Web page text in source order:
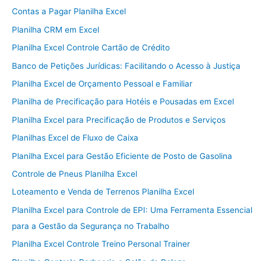
Contas a Pagar Planilha Excel
Planilha CRM em Excel
Planilha Excel Controle Cartão de Crédito
Banco de Petições Jurídicas: Facilitando o Acesso à Justiça
Planilha Excel de Orçamento Pessoal e Familiar
Planilha de Precificação para Hotéis e Pousadas em Excel
Planilha Excel para Precificação de Produtos e Serviços
Planilhas Excel de Fluxo de Caixa
Planilha Excel para Gestão Eficiente de Posto de Gasolina
Controle de Pneus Planilha Excel
Loteamento e Venda de Terrenos Planilha Excel
Planilha Excel para Controle de EPI: Uma Ferramenta Essencial
para a Gestão da Segurança no Trabalho
Planilha Excel Controle Treino Personal Trainer